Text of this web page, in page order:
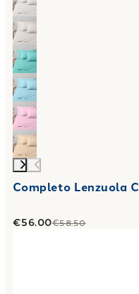
Completo Lenzuola
€56.00€58.50